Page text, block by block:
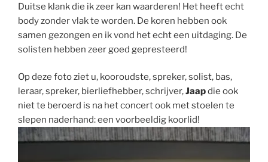
Duitse klank die ik zeer kan waarderen! Het heeft echt
body zonder vlak te worden. De koren hebben ook
samen gezongen en ik vond het echt een uitdaging. De
solisten hebben zeer goed gepresteerd!
Op deze foto ziet u, kooroudste, spreker, solist, bas,
leraar, spreker, bierliefhebber, schrijver,Jaapdie ook
niet te beroerd is na het concert ook met stoelen te
slepen naderhand: een voorbeeldig koorlid!